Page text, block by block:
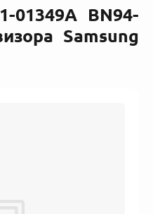
01349A BN94-
Samsung